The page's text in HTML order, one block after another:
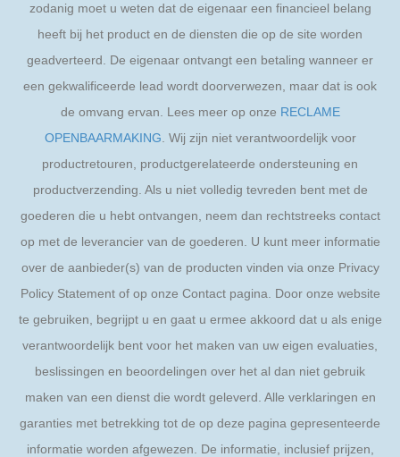
zodanig moet u weten dat de eigenaar een financieel belang
heeft bij het product en de diensten die op de site worden
geadverteerd. De eigenaar ontvangt een betaling wanneer er
een gekwalificeerde lead wordt doorverwezen, maar dat is ook
de omvang ervan. Lees meer op onze RECLAME
OPENBAARMAKING. Wij zijn niet verantwoordelijk voor
productretouren, productgerelateerde ondersteuning en
productverzending. Als u niet volledig tevreden bent met de
goederen die u hebt ontvangen, neem dan rechtstreeks contact
op met de leverancier van de goederen. U kunt meer informatie
over de aanbieder(s) van de producten vinden via onze Privacy
Policy Statement of op onze Contact pagina. Door onze website
te gebruiken, begrijpt u en gaat u ermee akkoord dat u als enige
verantwoordelijk bent voor het maken van uw eigen evaluaties,
beslissingen en beoordelingen over het al dan niet gebruik
maken van een dienst die wordt geleverd. Alle verklaringen en
garanties met betrekking tot de op deze pagina gepresenteerde
informatie worden afgewezen. De informatie, inclusief prijzen,